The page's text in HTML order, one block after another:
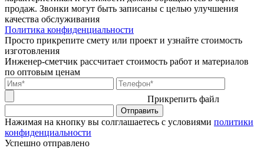
продаж. Звонки могут быть записаны с целью улучшения
качества обслуживания
Политика конфиденциальности
Просто прикрепите смету или проект и узнайте стоимость
изготовления
Инженер-сметчик рассчитает стоимость работ и материалов
по оптовым ценам
Прикрепить файл
Нажимая на кнопку вы солглашаетесь с условиями политики
конфиденциальности
Успешно отправлено